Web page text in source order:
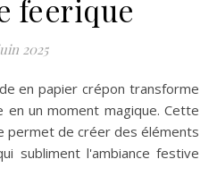
feerique
2025
en un moment magique. Cette
permet de créer des éléments
subliment l'ambiance festive